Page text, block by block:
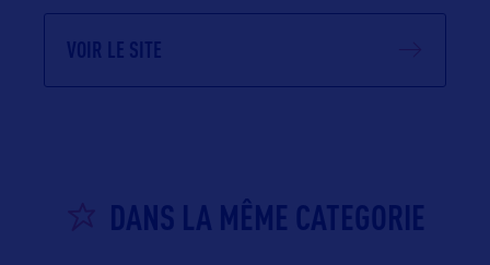
VOIR LE SITE
DANS LA MÊME CATEGORIE